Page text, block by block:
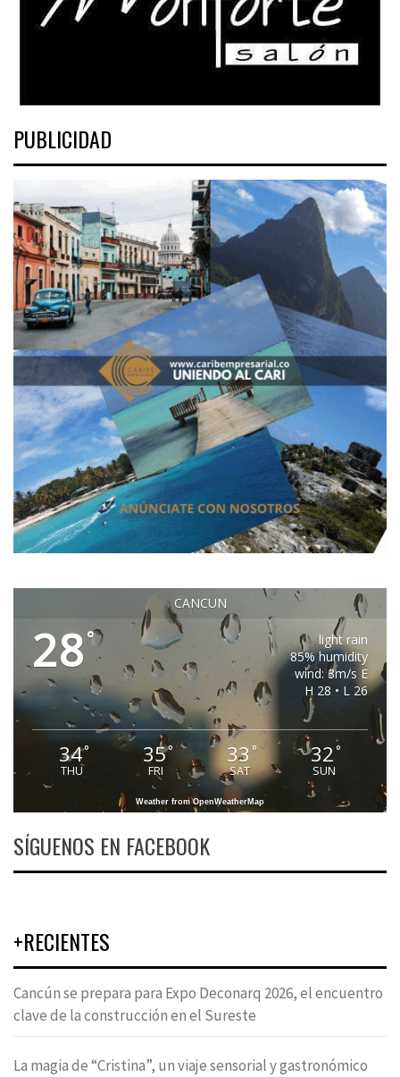
PUBLICIDAD
CANCUN
28°
light rain
85% humidity
wind: 3m/s E
H 28 • L 26
34°
THU
35°
FRI
33 °
SAT
32°
SUN
Weather from OpenWeatherMap
SÍGUENOS EN FACEBOOK
+RECIENTES
Cancún se prepara para Expo Deconarq 2026, el encuentro
clave de la construcción en el Sureste
La magia de “Cristina”, un viaje sensorial y gastronómico